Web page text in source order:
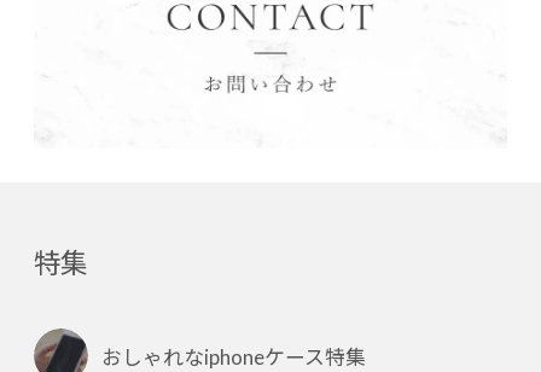
特集
おしゃれなiphoneケース特集